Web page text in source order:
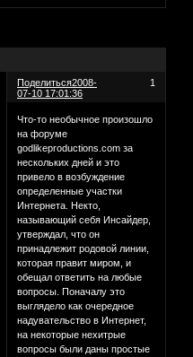
Поделиться 1
2008-
07-10 17:01:36
Что-то необычное произошло
на форуме
godlikeproductions.com за
нескольких дней и это
привело в возбуждение
определенные участки
Интернета. Некто,
называющий себя Инсайдер,
утверждал, что он
принадлежит родовой линии,
которая правит миром, и
обещал ответить на любые
вопросы. Поначалу это
выглядело как очередное
надувательство в Интернет,
на некоторые нехитрые
вопросы были даны простые